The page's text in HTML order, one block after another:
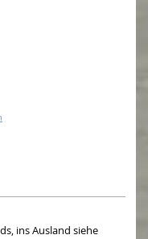
ins Ausland siehe